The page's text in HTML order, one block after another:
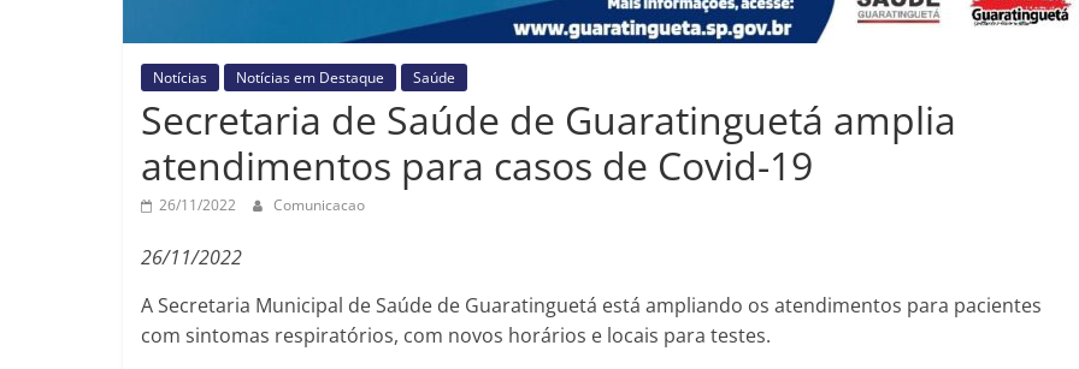
Notícias Notícias em Destaque Saúde
Secretaria de Saúde de Guaratinguetá amplia
atendimentos para casos de Covid-19
26/11/2022 Comunicacao
26/11/2022
A Secretaria Municipal de Saúde de Guaratinguetá está ampliando os atendimentos para pacientes
com sintomas respiratórios, com novos horários e locais para testes.